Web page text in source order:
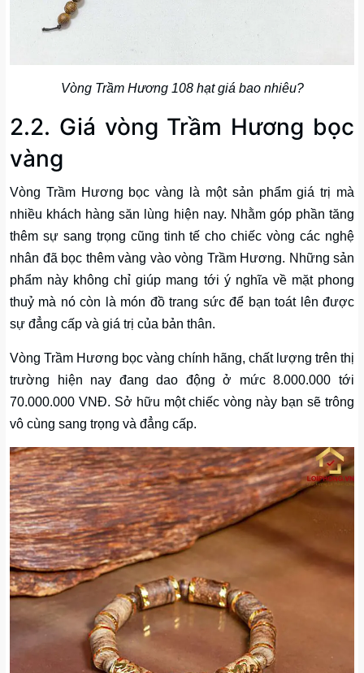
Vòng Trầm Hương 108 hạt giá bao nhiêu?
2.2. Giá vòng Trầm Hương bọc
vàng
Vòng Trầm Hương bọc vàng là một sản phẩm giá trị mà
nhiều khách hàng săn lùng hiện nay. Nhằm góp phần tăng
thêm sự sang trọng cũng tinh tế cho chiếc vòng các nghệ
nhân đã bọc thêm vàng vào vòng Trầm Hương. Những sản
phẩm này không chỉ giúp mang tới ý nghĩa về mặt phong
thuỷ mà nó còn là món đồ trang sức để bạn toát lên được
sự đẳng cấp và giá trị của bản thân.
Vòng Trầm Hương bọc vàng chính hãng, chất lượng trên thị
trường hiện nay đang dao động ở mức 8.000.000 tới
70.000.000 VNĐ. Sở hữu một chiếc vòng này bạn sẽ trông
vô cùng sang trọng và đẳng cấp.